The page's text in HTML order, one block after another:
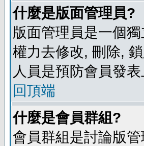
什麼是版面管理員?
版面管理員是一個
權力去修改, 刪除,
人員是預防會員發
回頂端
什麼是會員群組?
會員群組是討論版